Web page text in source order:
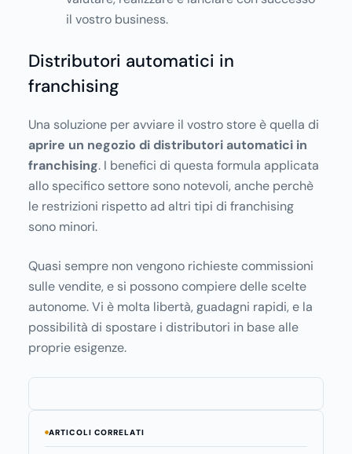
il vostro business.
Distributori automatici in
franchising
Una soluzione per avviare il vostro store è quella di
aprire un negozio di distributori automatici in
franchising. I benefici di questa formula applicata
allo specifico settore sono notevoli, anche perchè
le restrizioni rispetto ad altri tipi di franchising
sono minori.
Quasi sempre non vengono richieste commissioni
sulle vendite, e si possono compiere delle scelte
autonome. Vi è molta libertà, guadagni rapidi, e la
possibilità di spostare i distributori in base alle
proprie esigenze.
ARTICOLI CORRELATI